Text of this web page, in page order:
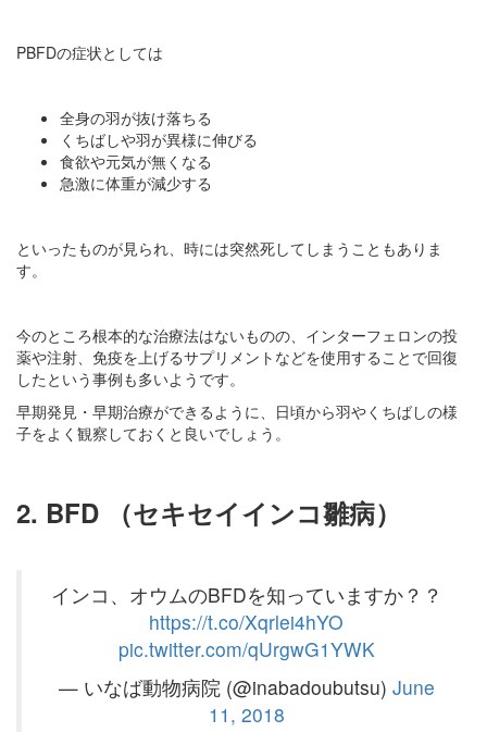
PBFDの症状としては
全身の羽が抜け落ちる
くちばしや羽が異様に伸びる
食欲や元気が無くなる
急激に体重が減少する
といったものが見られ、時には突然死してしまうこともありま
す。
今のところ根本的な治療法はないものの、インターフェロンの投
薬や注射、免疫を上げるサプリメントなどを使用することで回復
したという事例も多いようです。
早期発見・早期治療ができるように、日頃から羽やくちばしの様
子をよく観察しておくと良いでしょう。
2. BFD （セキセイインコ雛病）
インコ、オウムのBFDを知っていますか？？
https://t.co/Xqrlei4hYO
pic.twitter.com/qUrgwG1YWK
— いなば動物病院 (@inabadoubutsu) June
11, 2018